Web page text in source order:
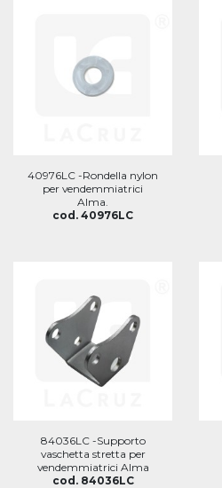
40976LC -Rondella nylon
per vendemmiatrici
Alma.
cod. 40976LC
84036LC -Supporto
vaschetta stretta per
vendemmiatrici Alma
cod. 84036LC